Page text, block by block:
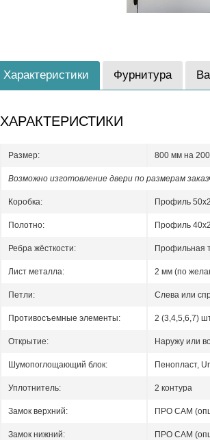
Характеристики Фурнитура
ХАРАКТЕРИСТИКИ
Размер: 800 мм на
Возможно изготовление двери по размерам
Коробка: Профиль
Полотно: Профиль
Ребра жёсткости: Профильная
Лист металла: 2 мм (по
Петли: Слева или
Противосъемные элементы: 2 (3,4,5,6,7)
Открытие: Наружу или
Шумопоглощающий блок: Пенопласт,
Уплотнитель: 2 контура
Замок верхний: ПРО САМ
Замок нижний: ПРО САМ